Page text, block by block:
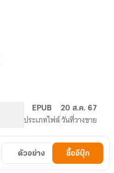
EPUB
ประเภทไฟล์
20 ส.ค. 67
วันที่วางขาย
ตัวอย่าง ซื้ออีบุ๊ก